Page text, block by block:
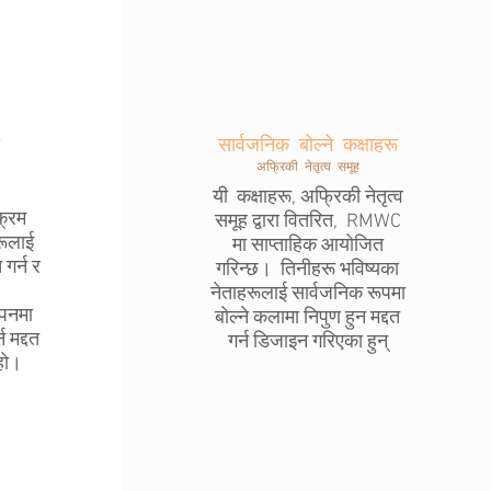
र
सार्वजनिक बोल्ने कक्षाहरू
अफ्रिकी नेतृत्व समूह
यी कक्षाहरू, अफ्रिकी नेतृत्व
समूह द्वारा वितरित, RMWC
मा साप्ताहिक आयोजित
गरिन्छ। तिनीहरू भविष्यका
नेताहरूलाई सार्वजनिक रूपमा
बोल्ने कलामा निपुण हुन मद्दत
गर्न डिजाइन गरिएका हुन्